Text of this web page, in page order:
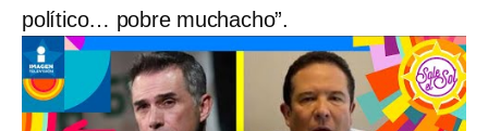
político… pobre muchacho”.